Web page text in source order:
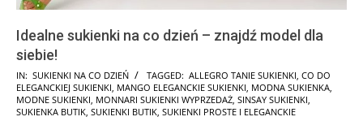
Idealne sukienki na co dzień – znajdź model dla
siebie!
2025-
06-
06
IN: SUKIENKI NA CO DZIEŃ TAGGED: ALLEGRO TANIE SUKIENKI CO DO
ELEGANCKIEJ SUKIENKI MANGO ELEGANCKIE SUKIENKI MODNA SUKIENKA
MODNE SUKIENKI MONNARI SUKIENKI WYPRZEDAŻ SINSAY SUKIENKI
SUKIENKA BUTIK SUKIENKI BUTIK SUKIENKI PROSTE I ELEGANCKIE